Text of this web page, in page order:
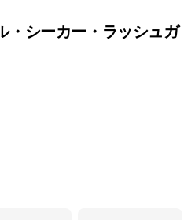
・シーカー・ラッシュガ